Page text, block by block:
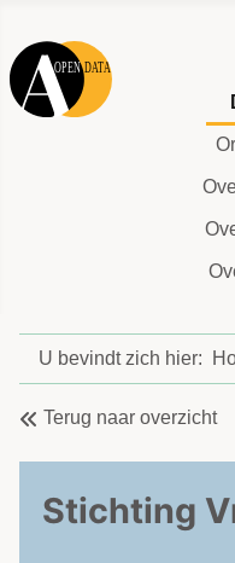
U bevindt zich hier:
Terug naar overzicht
Stichting